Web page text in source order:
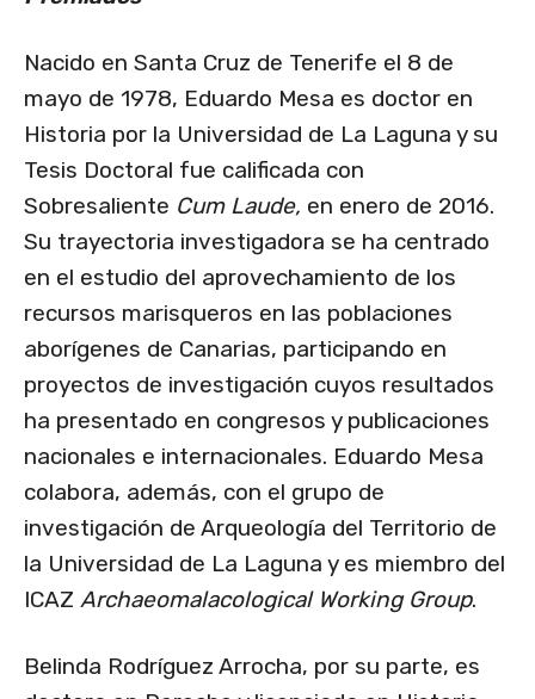
Nacido en Santa Cruz de Tenerife el 8 de
mayo de 1978, Eduardo Mesa es doctor en
Historia por la Universidad de La Laguna y su
Tesis Doctoral fue calificada con
Sobresaliente Cum Laude, en enero de 2016.
Su trayectoria investigadora se ha centrado
en el estudio del aprovechamiento de los
recursos marisqueros en las poblaciones
aborígenes de Canarias, participando en
proyectos de investigación cuyos resultados
ha presentado en congresos y publicaciones
nacionales e internacionales. Eduardo Mesa
colabora, además, con el grupo de
investigación de Arqueología del Territorio de
la Universidad de La Laguna y es miembro del
ICAZ Archaeomalacological Working Group.
Belinda Rodríguez Arrocha, por su parte, es